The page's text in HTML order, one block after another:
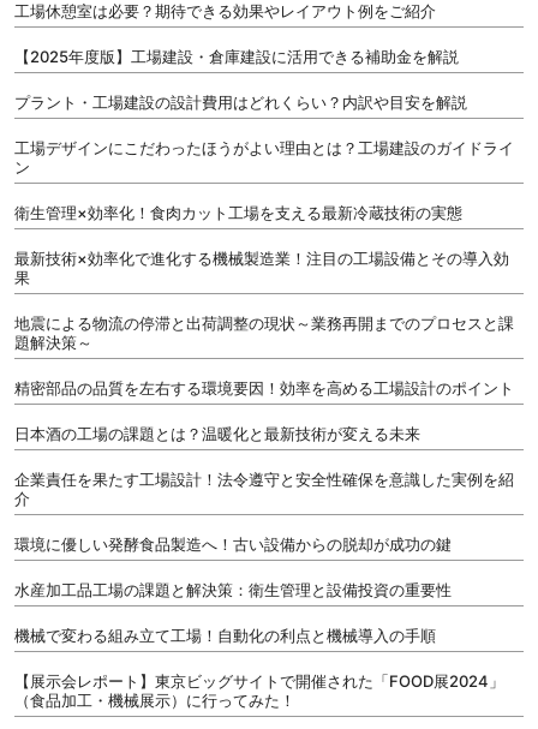
工場休憩室は必要？期待できる効果やレイアウト例をご紹介
【2025年度版】工場建設・倉庫建設に活用できる補助金を解説
プラント・工場建設の設計費用はどれくらい？内訳や目安を解説
工場デザインにこだわったほうがよい理由とは？工場建設のガイドライ
ン
衛生管理×効率化！食肉カット工場を支える最新冷蔵技術の実態
最新技術×効率化で進化する機械製造業！注目の工場設備とその導入効
果
地震による物流の停滞と出荷調整の現状～業務再開までのプロセスと課
題解決策～
精密部品の品質を左右する環境要因！効率を高める工場設計のポイント
日本酒の工場の課題とは？温暖化と最新技術が変える未来
企業責任を果たす工場設計！法令遵守と安全性確保を意識した実例を紹
介
環境に優しい発酵食品製造へ！古い設備からの脱却が成功の鍵
水産加工品工場の課題と解決策：衛生管理と設備投資の重要性
機械で変わる組み立て工場！自動化の利点と機械導入の手順
【展示会レポート】東京ビッグサイトで開催された「FOOD展2024」
（食品加工・機械展示）に行ってみた！